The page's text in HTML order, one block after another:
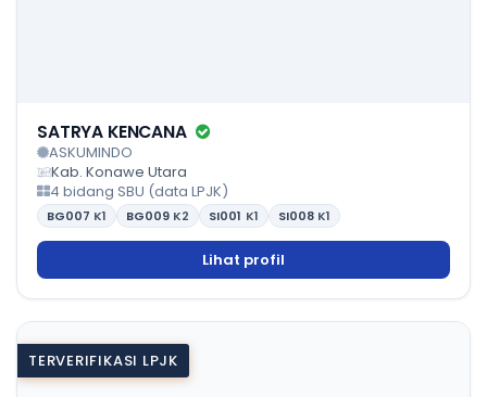
SATRYA KENCANA
ASKUMINDO
Kab. Konawe Utara
4 bidang SBU (data LPJK)
BG007 K1 BG009 K2 SI001 K1 SI008 K1
Lihat profil
TERVERIFIKASI LPJK